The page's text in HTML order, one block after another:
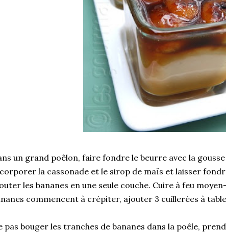
un grand poêlon, faire fondre le beurre avec la gousse
la cassonade et le sirop de maïs et laisser
les bananes en une seule couche. Cuire à feu
commencent à crépiter, ajouter 3 cuillerées à
pas bouger les tranches de bananes dans la poêle,